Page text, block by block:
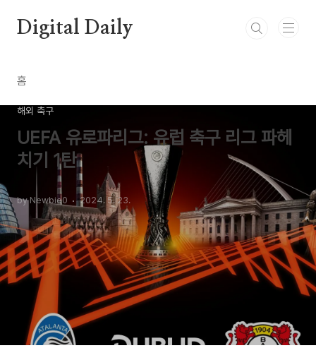
Digital Daily
홈
해외 축구
UEFA 유로파리그: 유럽 축구 리그 파헤
치기 1탄
by Newbie0 2024. 5. 23.